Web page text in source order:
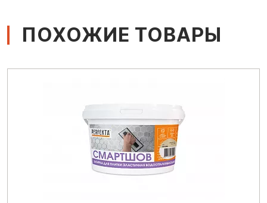
ПОХОЖИЕ ТОВАРЫ